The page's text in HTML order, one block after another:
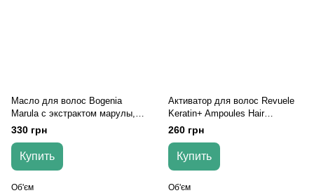
Масло для волос Bogenia
Marula с экстрактом марулы,
60 мл
330 грн
Купить
Об'єм
Активатор для волос Revuele
Keratin+ Ampoules Hair
Restoration Activator, 8 шт
260 грн
Купить
Об'єм